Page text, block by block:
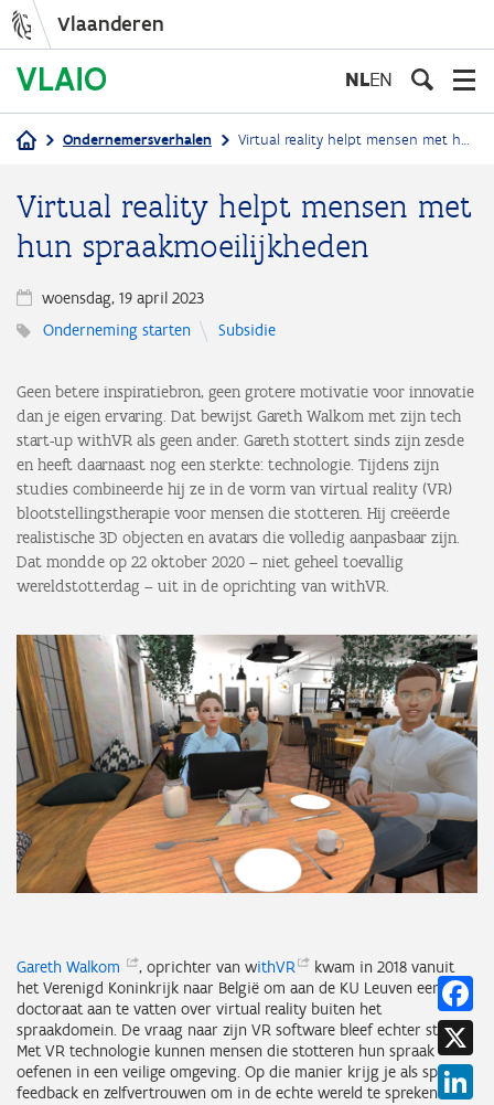
inhoud
Vlaanderen
NLEN
Ondernemersverhalen Virtual reality helpt mensen met hun spraakmoeilijkheden
Virtual reality helpt mensen met
hun spraakmoeilijkheden
woensdag, 19 april 2023
Onderneming starten
Subsidie
Geen betere inspiratiebron, geen grotere motivatie voor innovatie
dan je eigen ervaring. Dat bewijst Gareth Walkom met zijn tech
start-up withVR als geen ander. Gareth stottert sinds zijn zesde
en heeft daarnaast nog een sterkte: technologie. Tijdens zijn
studies combineerde hij ze in de vorm van virtual reality (VR)
blootstellingstherapie voor mensen die stotteren. Hij creëerde
realistische 3D objecten en avatars die volledig aanpasbaar zijn.
Dat mondde op 22 oktober 2020 – niet geheel toevallig
wereldstotterdag – uit in de oprichting van withVR.
Gareth Walkom , oprichter van withVR
kwam in 2018 vanuit
het Verenigd Koninkrijk naar België om aan de KU Leuven een
doctoraat aan te vatten over virtual reality buiten het
spraakdomein. De vraag naar zijn VR software bleef echter stijgen.
Met VR technologie kunnen mensen die stotteren hun spraak
oefenen in een veilige omgeving. Op die manier krijg je als spreker
feedback en zelfvertrouwen om in de echte wereld te spreken.